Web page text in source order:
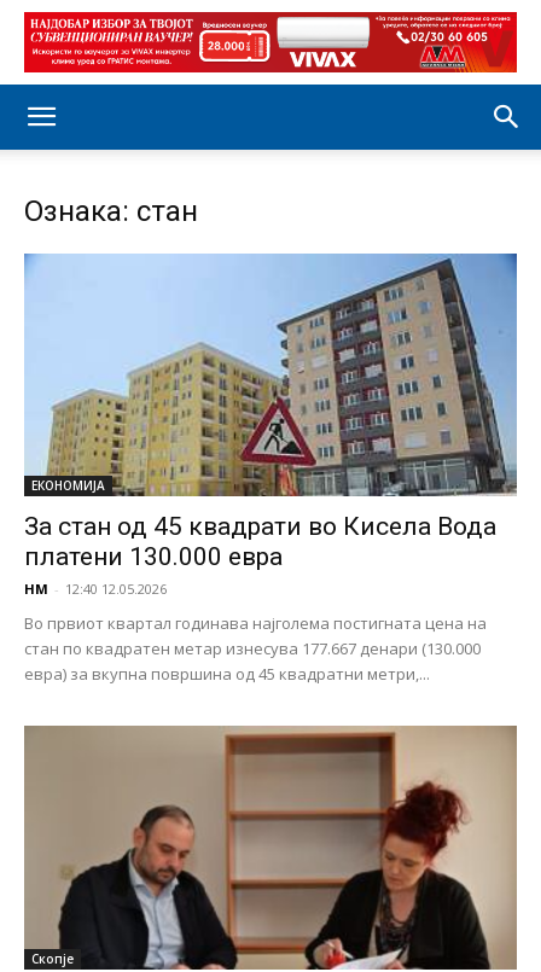
Ознака: стан
ЕКОНОМИЈА
За стан од 45 квадрати во Кисела Вода
платени 130.000 евра
НМ - 12:40 12.05.2026
Во првиот квартал годинава најголема постигната цена на
стан по квадратен метар изнесува 177.667 денари (130.000
евра) за вкупна површина од 45 квадратни метри,...
Скопје